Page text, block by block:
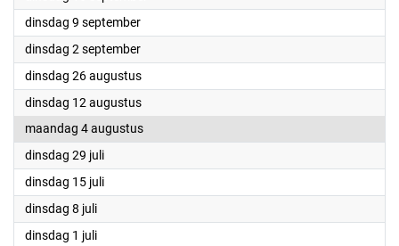
dinsdag 9 september2025
dinsdag 2 september2025
dinsdag 26 augustus2025
dinsdag 12 augustus2025
maandag 4 augustus2025
dinsdag 29 juli2025
dinsdag 15 juli2025
dinsdag 8 juli2025
dinsdag 1 juli2025